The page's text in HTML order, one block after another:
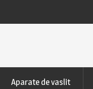
Aparate de vaslit